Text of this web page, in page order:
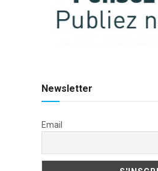
Newsletter
Email